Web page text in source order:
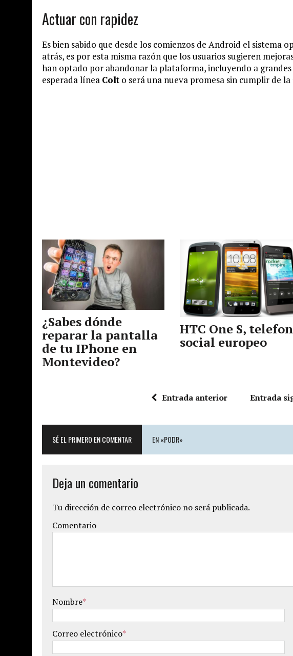
Actuar con rapidez
Es bien sabido que desde los comienzos de Android el sistema
atrás, es por esta misma razón que los usuarios sugieren
han optado por abandonar la plataforma, incluyendo a grandes
esperada línea Colt o será una nueva promesa sin cumplir de
¿Sabes dónde
reparar la pantalla
de tu IPhone en
Montevideo?
HTC One S,
social europeo
Entrada anterior Entrada
SÉ EL PRIMERO EN COMENTAR EN «PODR»
Deja un comentario
Tu dirección de correo electrónico no será publicada.
Comentario
Nombre*
Correo electrónico*